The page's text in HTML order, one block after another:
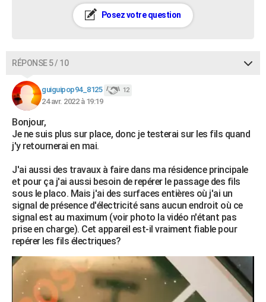
Posez votre question
RÉPONSE 5 / 10
guiguipop94_8125 12
24 avr. 2022 à 19:19
Bonjour,
Je ne suis plus sur place, donc je testerai sur les fils quand
j'y retournerai en mai.
J'ai aussi des travaux à faire dans ma résidence principale
et pour ça j'ai aussi besoin de repérer le passage des fils
sous le placo. Mais j'ai des surfaces entières où j'ai un
signal de présence d'électricité sans aucun endroit où ce
signal est au maximum (voir photo la vidéo n'étant pas
prise en charge). Cet appareil est-il vraiment fiable pour
repérer les fils électriques?